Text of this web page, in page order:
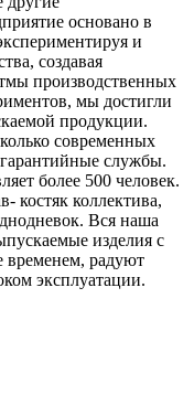
основано в
и
создавая
производственных
мы достигли
продукции.
современных
службы.
более 500 человек.
костяк коллектива,
Вся наша
изделия с
временем, радуют
эксплуатации.